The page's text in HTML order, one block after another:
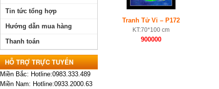
Tranh Tử Vi – P172
KT:70*100 cm
900000
Tin tức tổng hợp
Hướng dẫn mua hàng
Thanh toán
HỖ TRỢ TRỰC TUYẾN
Miền Bắc: Hotline:0983.333.489
Miền Nam: Hotline:0933.2000.63